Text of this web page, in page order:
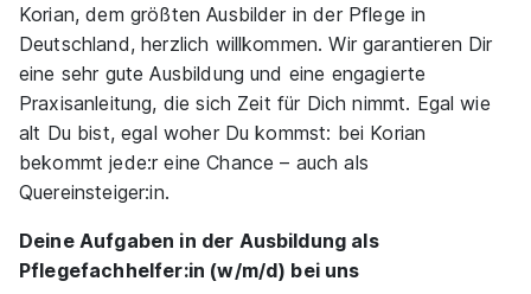
Infos zum Beruf Pflegefachmann
29 Ausbildungsplätze
Korian, dem größten Ausbilder in der Pflege in
Deutschland, herzlich willkommen. Wir garantieren Dir
eine sehr gute Ausbildung und eine engagierte
Praxisanleitung, die sich Zeit für Dich nimmt. Egal wie
alt Du bist, egal woher Du kommst: bei Korian
bekommt jede:r eine Chance – auch als
Quereinsteiger:in.
Deine Aufgaben in der Ausbildung als
Pflegefachhelfer:in (w/m/d) bei uns